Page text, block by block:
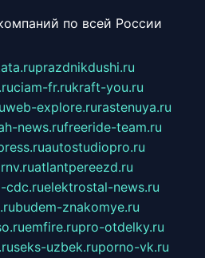
по всей России
prazdnikdushi.ru
ciam-fr.rukraft-you.ru
web-explore.rurastenuya.ru
news.rufreeride-team.ru
autostudiopro.ru
atlantpereezd.ru
cdc.ruelektrostal-news.ru
budem-znakomye.ru
emfire.rupro-otdelky.ru
seks-uzbek.ruporno-vk.ru